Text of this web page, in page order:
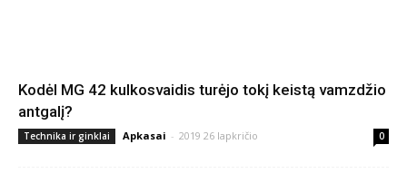
Kodėl MG 42 kulkosvaidis turėjo tokį keistą vamzdžio
antgalį?
Technika ir ginklai Apkasai - 2019 26 lapkričio 0